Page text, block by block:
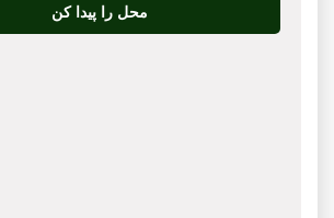
محل را پیدا کن